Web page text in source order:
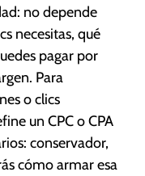
no depende
necesitas, qué
pagar por
Para
o clics
un CPC o CPA
conservador,
cómo armar esa